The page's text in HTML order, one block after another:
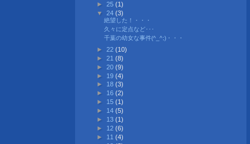
►25(1)
▼24(3)
絶望した！・・・
久々に定点など･･･
千葉の幼女な事件(^_^;)・・・
►22(10)
►21(8)
►20(9)
► 19(4)
► 18(3)
► 16(2)
► 15(1)
► 14(5)
► 13(1)
► 12(6)
► 11(4)